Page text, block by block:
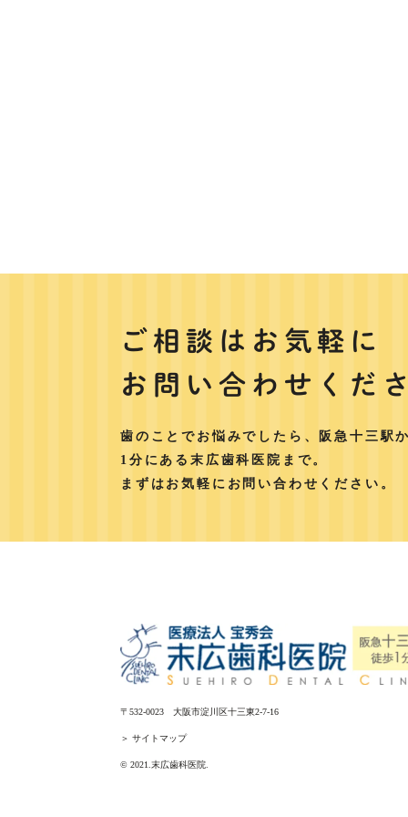
ご相談はお気軽に
お問い合わせくだ
歯のことでお悩みでしたら、阪急十三駅
1分にある末広歯科医院まで。
まずはお気軽にお問い合わせください。
〒532-0023 大阪市淀川区十三東2-7-16
＞ サイトマップ
© 2021.末広歯科医院.